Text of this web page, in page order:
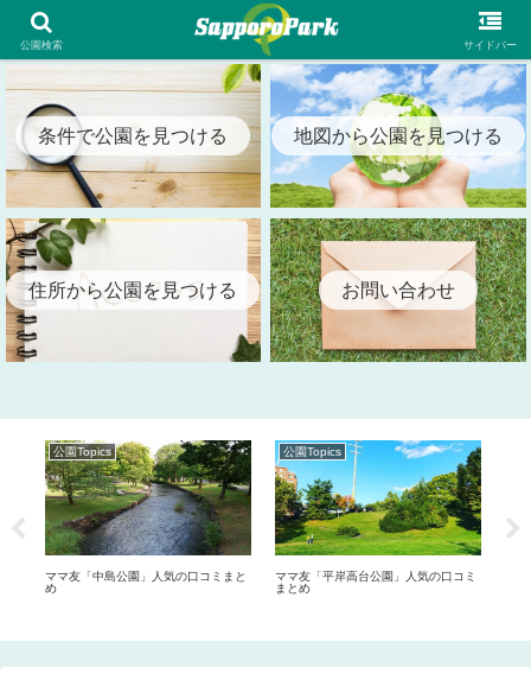
札幌市内の全公園情報を検索出来る札幌パーク（SapporoPark）
条件で公園を見つける 地図から公園を見つける
住所から公園を見つける お問い合わせ
公園Topics
ママ友「中島公園」人気の口コミまと
め
公園Topics
ママ友「平岸高台公園」人気の口コミ
まとめ
公園検索 サイドバー